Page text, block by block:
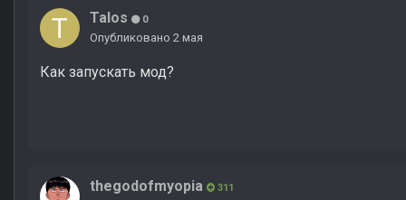
Talos 0
Опубликовано 2 мая
Как запускать мод?
thegodofmyopia 311